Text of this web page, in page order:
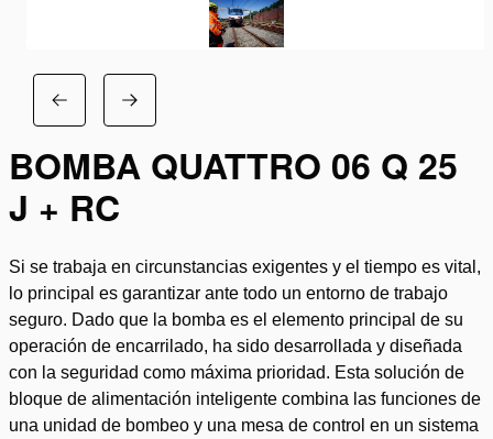
BOMBA QUATTRO 06 Q 25
J + RC
Si se trabaja en circunstancias exigentes y el tiempo es vital,
lo principal es garantizar ante todo un entorno de trabajo
seguro. Dado que la bomba es el elemento principal de su
operación de encarrilado, ha sido desarrollada y diseñada
con la seguridad como máxima prioridad. Esta solución de
bloque de alimentación inteligente combina las funciones de
una unidad de bombeo y una mesa de control en un sistema